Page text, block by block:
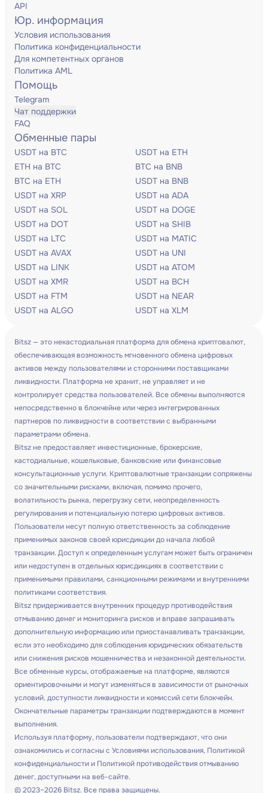
API
Юр. информация
Условия использования
Политика конфиденциальности
Для компетентных органов
Политика AML
Помощь
Telegram
Чат поддержки
FAQ
Обменные пары
USDT на BTC
USDT на ETH
ETH на BTC
BTC на BNB
BTC на ETH
USDT на BNB
USDT на XRP
USDT на ADA
USDT на SOL
USDT на DOGE
USDT на DOT
USDT на SHIB
USDT на LTC
USDT на MATIC
USDT на AVAX
USDT на UNI
USDT на LINK
USDT на ATOM
USDT на XMR
USDT на BCH
USDT на FTM
USDT на NEAR
USDT на ALGO
USDT на XLM
Bitsz — это некастодиальная платформа для обмена криптовалют,
обеспечивающая возможность мгновенного обмена цифровых
активов между пользователями и сторонними поставщиками
ликвидности. Платформа не хранит, не управляет и не
контролирует средства пользователей. Все обмены выполняются
непосредственно в блокчейне или через интегрированных
партнеров по ликвидности в соответствии с выбранными
параметрами обмена.
Bitsz не предоставляет инвестиционные, брокерские,
кастодиальные, кошельковые, банковские или финансовые
консультационные услуги. Криптовалютные транзакции сопряжены
со значительными рисками, включая, помимо прочего,
волатильность рынка, перегрузку сети, неопределенность
регулирования и потенциальную потерю цифровых активов.
Пользователи несут полную ответственность за соблюдение
применимых законов своей юрисдикции до начала любой
транзакции. Доступ к определенным услугам может быть ограничен
или недоступен в отдельных юрисдикциях в соответствии с
применимыми правилами, санкционными режимами и внутренними
политиками соответствия.
Bitsz придерживается внутренних процедур противодействия
отмыванию денег и мониторинга рисков и вправе запрашивать
дополнительную информацию или приостанавливать транзакции,
если это необходимо для соблюдения юридических обязательств
или снижения рисков мошенничества и незаконной деятельности.
Все обменные курсы, отображаемые на платформе, являются
ориентировочными и могут изменяться в зависимости от рыночных
условий, доступности ликвидности и комиссий сети блокчейн.
Окончательные параметры транзакции подтверждаются в момент
выполнения.
Используя платформу, пользователи подтверждают, что они
ознакомились и согласны с Условиями использования, Политикой
конфиденциальности и Политикой противодействия отмыванию
денег, доступными на веб-сайте.
© 2023–2026 Bitsz. Все права защищены.